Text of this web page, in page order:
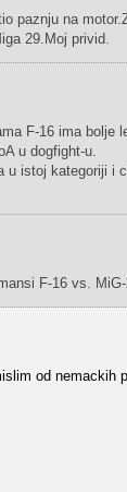
paznju na
29.Moj privid.
F-16 ima bolje
u dogfight-u.
u istoj kategoriji i
F-16 vs.
od